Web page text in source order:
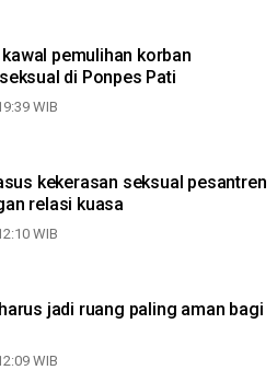
pemulihan korban
di Ponpes Pati
WIB
kekerasan seksual pesantren
relasi kuasa
WIB
jadi ruang paling aman bagi
WIB